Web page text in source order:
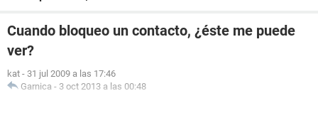
Cuando bloqueo un contacto, ¿éste me puede
ver?
kat - 31 jul 2009 a las 17:46
Garnica - 3 oct 2013 a las 00:48